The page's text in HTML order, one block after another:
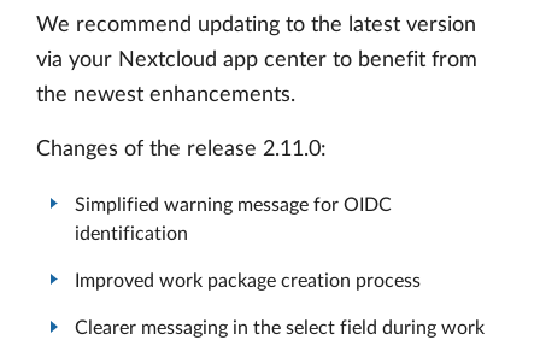
We recommend updating to the latest version
via your Nextcloud app center to benefit from
the newest enhancements.
Changes of the release 2.11.0:
Simplified warning message for OIDC
identification
Improved work package creation process
Clearer messaging in the select field during work